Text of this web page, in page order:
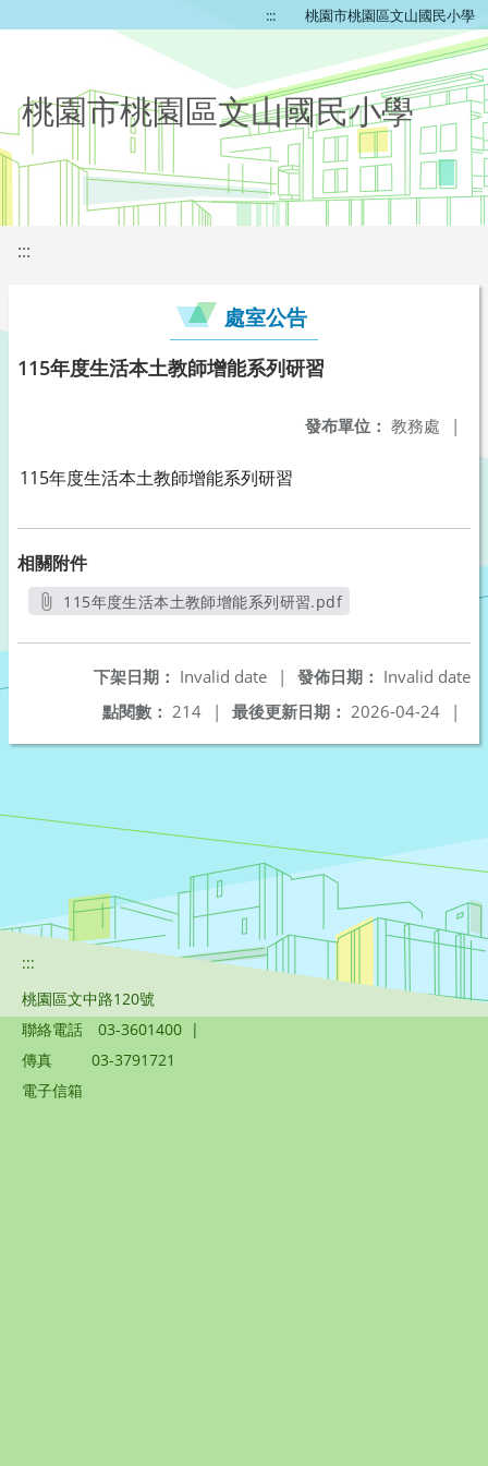
::: 桃園市桃園區文山國民小學
桃園市桃園區文山國民小學
:::
處室公告
115年度生活本土教師增能系列研習
發布單位： 教務處 |
115年度生活本土教師增能系列研習
相關附件
115年度生活本土教師增能系列研習.pdf
發佈日期： Invalid date
下架日期： Invalid date
|
最後更新日期： 2026-04-24 |
點閱數： 214 |
:::
桃園區文中路120號
聯絡電話
03-3601400 |
傳真
03-3791721
電子信箱